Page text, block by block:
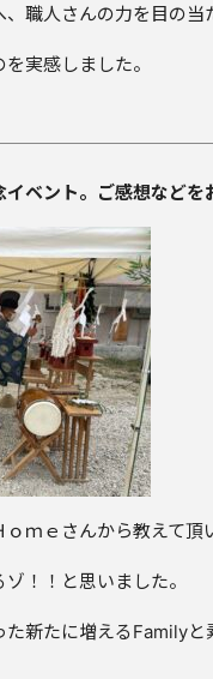
職人さんの力を目の当
実感しました。
ベント。ご感想などを
ｍｅさんから教えて頂
！！と思いました。
新たに増えるFamily